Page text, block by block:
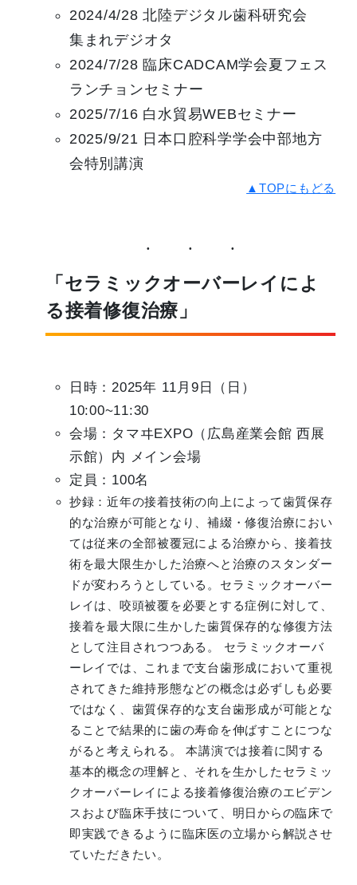
2024/4/28 北陸デジタル歯科研究会
集まれデジオタ
2024/7/28 臨床CADCAM学会夏フェス
ランチョンセミナー
2025/7/16 白水貿易WEBセミナー
2025/9/21 日本口腔科学学会中部地方
会特別講演
▲TOPにもどる
「セラミックオーバーレイによ
る接着修復治療」
日時：2025年 11月9日（日）
10:00~11:30
会場：タマヰEXPO（広島産業会館 西展
示館）内 メイン会場
定員：100名
抄録：近年の接着技術の向上によって歯質保存
的な治療が可能となり、補綴・修復治療におい
ては従来の全部被覆冠による治療から、接着技
術を最大限生かした治療へと治療のスタンダー
ドが変わろうとしている。セラミックオーバー
レイは、咬頭被覆を必要とする症例に対して、
接着を最大限に生かした歯質保存的な修復方法
として注目されつつある。 セラミックオーバ
ーレイでは、これまで支台歯形成において重視
されてきた維持形態などの概念は必ずしも必要
ではなく、歯質保存的な支台歯形成が可能とな
ることで結果的に歯の寿命を伸ばすことにつな
がると考えられる。 本講演では接着に関する
基本的概念の理解と、それを生かしたセラミッ
クオーバーレイによる接着修復治療のエビデン
スおよび臨床手技について、明日からの臨床で
即実践できるように臨床医の立場から解説させ
ていただきたい。